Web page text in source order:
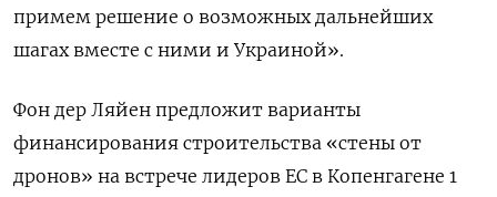
примем решение о возможных дальнейших
шагах вместе с ними и Украиной».
Фон дер Ляйен предложит варианты
финансирования строительства «стены от
дронов» на встрече лидеров ЕС в Копенгагене 1